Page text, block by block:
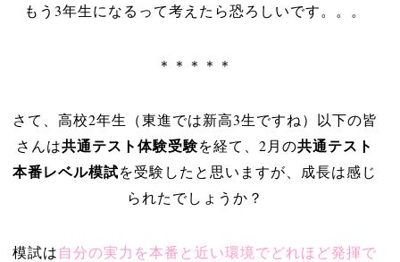
もう3年生になるって考えたら恐ろしいです。。。
＊＊＊＊＊
さて、高校2年生（東進では新高3生ですね）以下の皆
さんは共通テスト体験受験を経て、2月の共通テスト
本番レベル模試を受験したと思いますが、成長は感じ
られたでしょうか？
模試は自分の実力を本番と近い環境でどれほど発揮で